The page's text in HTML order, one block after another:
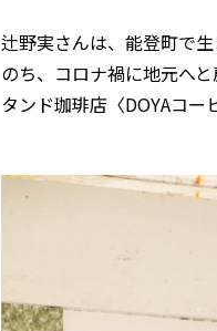
辻野実さんは、能登町で
のち、コロナ禍に地元へ
タンド珈琲店〈DOYAコー